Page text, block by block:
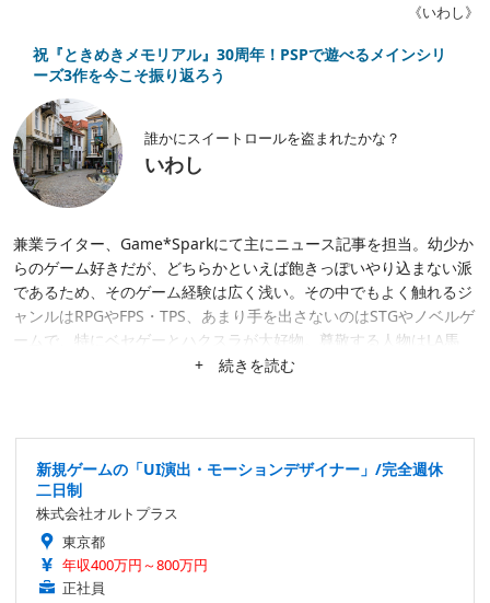
《いわし》
祝『ときめきメモリアル』30周年！PSPで遊べるメインシリ
ーズ3作を今こそ振り返ろう
誰かにスイートロールを盗まれたかな？
いわし
兼業ライター、Game*Sparkにて主にニュース記事を担当。幼少か
らのゲーム好きだが、どちらかといえば飽きっぽいやり込まない派
であるため、そのゲーム経験は広く浅い。その中でもよく触れるジ
ャンルはRPGやFPS・TPS、あまり手を出さないのはSTGやノベルゲ
ームで、特にベセゲーとハクスラが大好物。尊敬する人物はLA馬
+ 続きを読む
新規ゲームの「UI演出・モーションデザイナー」/完全週休
二日制
株式会社オルトプラス
東京都
年収400万円～800万円
正社員